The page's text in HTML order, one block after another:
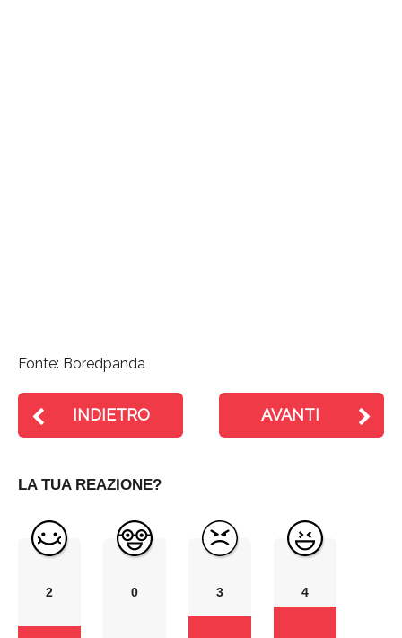
Fonte: Boredpanda
INDIETRO AVANTI
LA TUA REAZIONE?
2 0 3 4